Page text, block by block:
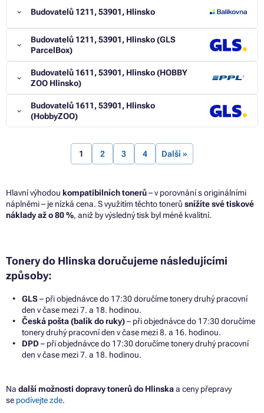
Budovatelů 1211, 53901, Hlinsko
Budovatelů 1211, 53901, Hlinsko (GLS
ParcelBox)
Budovatelů 1611, 53901, Hlinsko (HOBBY
ZOO Hlinsko)
Budovatelů 1611, 53901, Hlinsko
(HobbyZOO)
1 2 3 4 Další »
Hlavní výhodou kompatibilních tonerů– v porovnání s originálními
náplněmi – je nízká cena. S využitím těchto tonerů snížíte své tiskové
náklady až o 80 %, aniž by výsledný tisk byl méně kvalitní.
Tonery do Hlinska doručujeme následujícími
způsoby:
GLS– při objednávce do 17:30 doručíme tonery druhý pracovní
den v čase mezi 7. a 18. hodinou.
Česká pošta (balík do ruky)– při objednávce do 17:30 doručíme
tonery druhý pracovní den v čase mezi 8. a 16. hodinou.
DPD – při objednávce do 17:30 doručíme tonery druhý pracovní
den v čase mezi 7. a 18. hodinou.
Na další možnosti dopravy tonerů do Hlinskaa ceny přepravy
se podívejte zde.